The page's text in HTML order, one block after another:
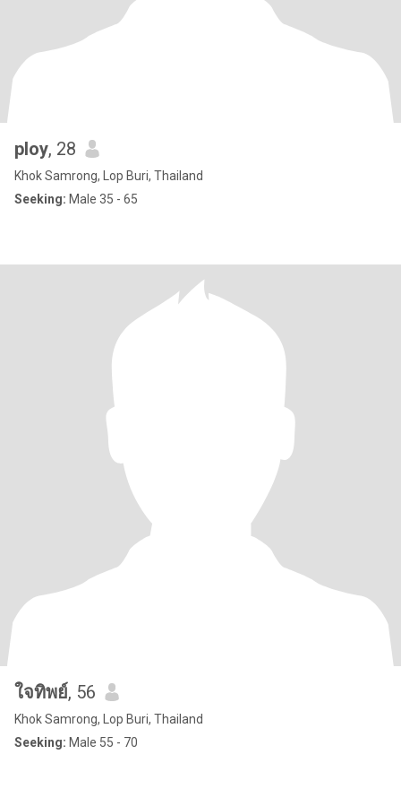
ploy, 28
Khok Samrong, Lop Buri, Thailand
Seeking: Male 35 - 65
ใจทิพย์, 56
Khok Samrong, Lop Buri, Thailand
Seeking: Male 55 - 70